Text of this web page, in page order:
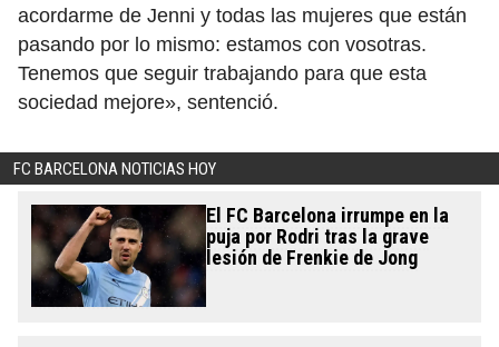
acordarme de Jenni y todas las mujeres que están
pasando por lo mismo: estamos con vosotras.
Tenemos que seguir trabajando para que esta
sociedad mejore», sentenció.
FC BARCELONA NOTICIAS HOY
El FC Barcelona irrumpe en la
puja por Rodri tras la grave
lesión de Frenkie de Jong